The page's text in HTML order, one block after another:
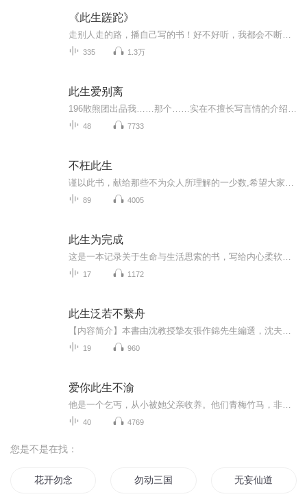
《此生蹉跎》
335 1.3万
此生爱别离
48 7733
不枉此生
89 4005
此生为完成
17 1172
此生泛若不繫舟
19 960
爱你此生不渝
40 4769
您是不是在找：
花开勿念 勿动三国 无妄仙道